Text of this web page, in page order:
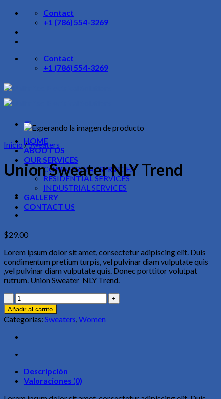
Skip
content
Contact
+1 (786) 554-3269
Contact
+1 (786) 554-3269
HOME
ABOUT US
OUR SERVICES
COMMERCIAL SERVICES
RESIDENTIAL SERVICES
INDUSTRIAL SERVICES
GALLERY
CONTACT US
Inicio /Sweaters
Union Sweater NLY Trend
$29.00
Lorem ipsum dolor sit amet, consectetur adipiscing elit. Duis
condimentum pretium turpis, vel pulvinar diam vulputate quis
,vel pulvinar diam vulputate quis. Donec porttitor volutpat
rutrum. Union Sweater NLY Trend.
Union
Sweater
NLY
Trend
cantidad
Añadir al carrito
Categorías: Sweaters Women
Descripción
Valoraciones (0)